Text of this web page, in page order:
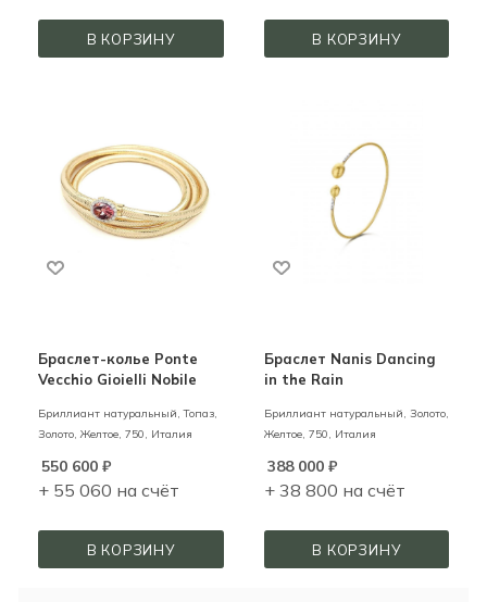
В КОРЗИНУ В КОРЗИНУ
Браслет-колье Ponte
Vecchio Gioielli Nobile
Бриллиант натуральный, Топаз,
Золото,Желтое, 750, Италия
550 600 ₽
+ 55 060 на счёт
В КОРЗИНУ
Браслет Nanis Dancing
in the Rain
Бриллиант натуральный, Золото,
Желтое, 750, Италия
388 000₽
+ 38 800 на счёт
В КОРЗИНУ